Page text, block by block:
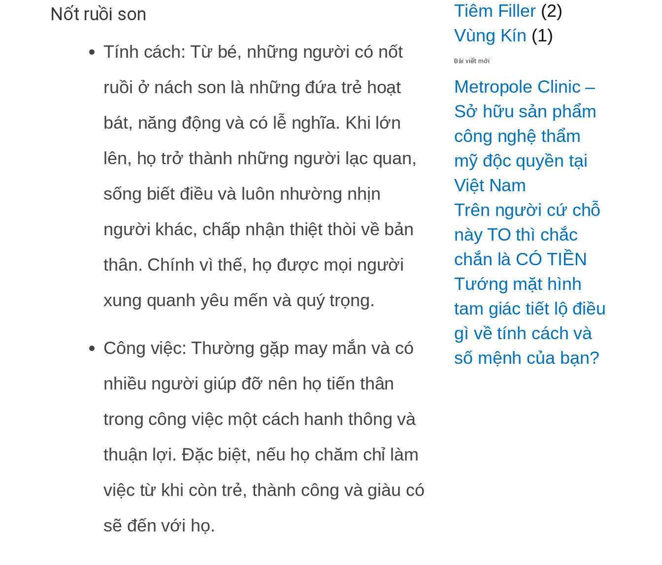
Nốt ruồi son
Tính cách: Từ bé, những người có nốt
ruồi ở nách son là những đứa trẻ hoạt
bát, năng động và có lễ nghĩa. Khi lớn
lên, họ trở thành những người lạc quan,
sống biết điều và luôn nhường nhịn
người khác, chấp nhận thiệt thòi về bản
thân. Chính vì thế, họ được mọi người
xung quanh yêu mến và quý trọng.
Công việc: Thường gặp may mắn và có
nhiều người giúp đỡ nên họ tiến thân
trong công việc một cách hanh thông và
thuận lợi. Đặc biệt, nếu họ chăm chỉ làm
việc từ khi còn trẻ, thành công và giàu có
sẽ đến với họ.
Tiêm Filler(2)
Vùng Kín (1)
Bài viết mới
Metropole Clinic –
Sở hữu sản phẩm
công nghệ thẩm
mỹ độc quyền tại
Việt Nam
Trên người cứ chỗ
này TO thì chắc
chắn là CÓ TIỀN
Tướng mặt hình
tam giác tiết lộ điều
gì về tính cách và
số mệnh của bạn?